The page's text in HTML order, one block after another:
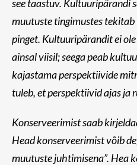
see taastuv. Kultuuripärandi
muutuste tingimustes
pinget. Kultuuripärandit ei
ainsal viisil; seega peab
kajastama perspektiivide
tuleb, et perspektiivid ajas ja
Konserveerimist saab
Head konserveerimist võib
muutuste juhtimisena”. Hea